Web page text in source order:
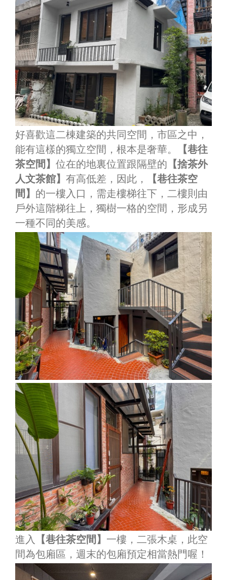
好喜歡這二棟建築的共同空間，市區之中，
能有這樣的獨立空間，根本是奢華。
【巷往
茶空間】 位在的地裏位置跟隔壁的 【捨茶外
人文茶館】 有高低差，因此，
【巷往茶空
間】 的一樓入口，需走樓梯往下，二樓則由
戶外這階梯往上，獨樹一格的空間，形成另
一種不同的美感。
進入 【巷往茶空間】 一樓，二張木桌，此空
間為包廂區，週末的包廂預定相當熱門喔！